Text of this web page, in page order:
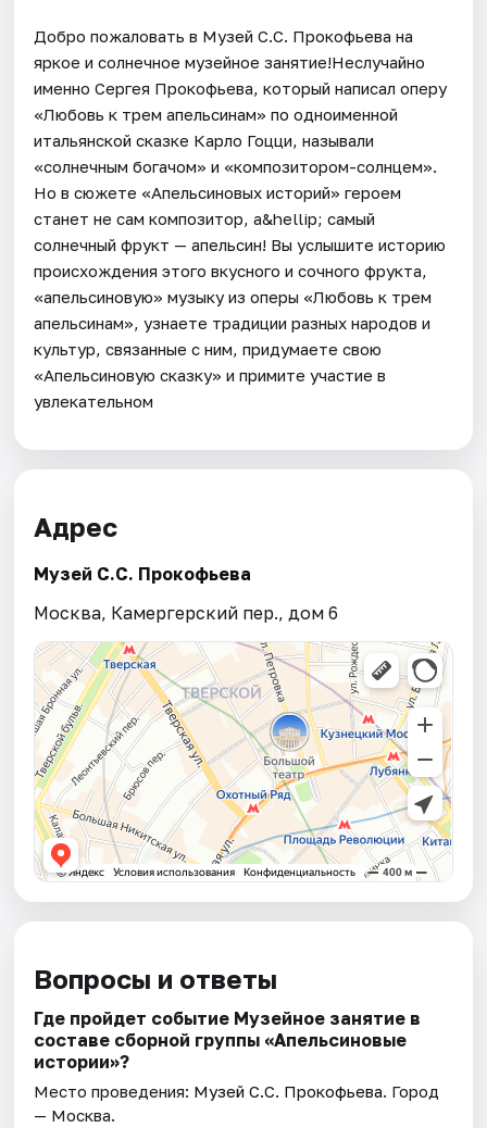
Добро пожаловать в Музей С.С. Прокофьева на
яркое и солнечное музейное занятие!Неслучайно
именно Сергея Прокофьева, который написал оперу
«Любовь к трем апельсинам» по одноименной
итальянской сказке Карло Гоцци, называли
«солнечным богачом» и «композитором-солнцем».
Но в сюжете «Апельсиновых историй» героем
станет не сам композитор, а&hellip; самый
солнечный фрукт — апельсин! Вы услышите историю
происхождения этого вкусного и сочного фрукта,
«апельсиновую» музыку из оперы «Любовь к трем
апельсинам», узнаете традиции разных народов и
культур, связанные с ним, придумаете свою
«Апельсиновую сказку» и примите участие в
увлекательном
Адрес
Музей С.С. Прокофьева
Москва, Камергерский пер., дом 6
Вопросы и ответы
Где пройдет событие Музейное занятие в
составе сборной группы «Апельсиновые
истории»?
Место проведения: Музей С.С. Прокофьева. Город
— Москва.